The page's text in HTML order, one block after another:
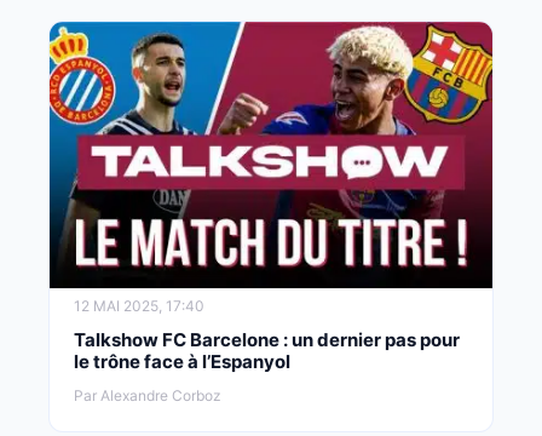
12 MAI 2025, 17:40
Talkshow FC Barcelone : un dernier pas pour
le trône face à l’Espanyol
Par Alexandre Corboz